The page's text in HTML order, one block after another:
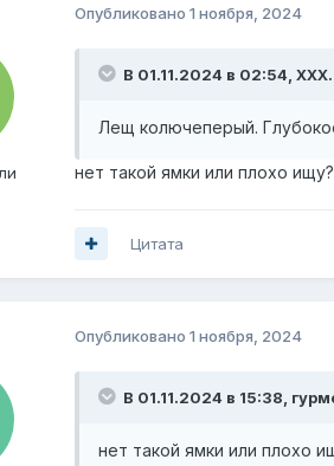
Опубликовано 1 ноября, 2024
В 01.11.2024 в 02:54,
Лещ колючеперый.
нет такой ямки или плохо ищу?
Цитата
Опубликовано 1 ноября, 2024
В 01.11.2024 в 15:38,
нет такой ямки или плохо